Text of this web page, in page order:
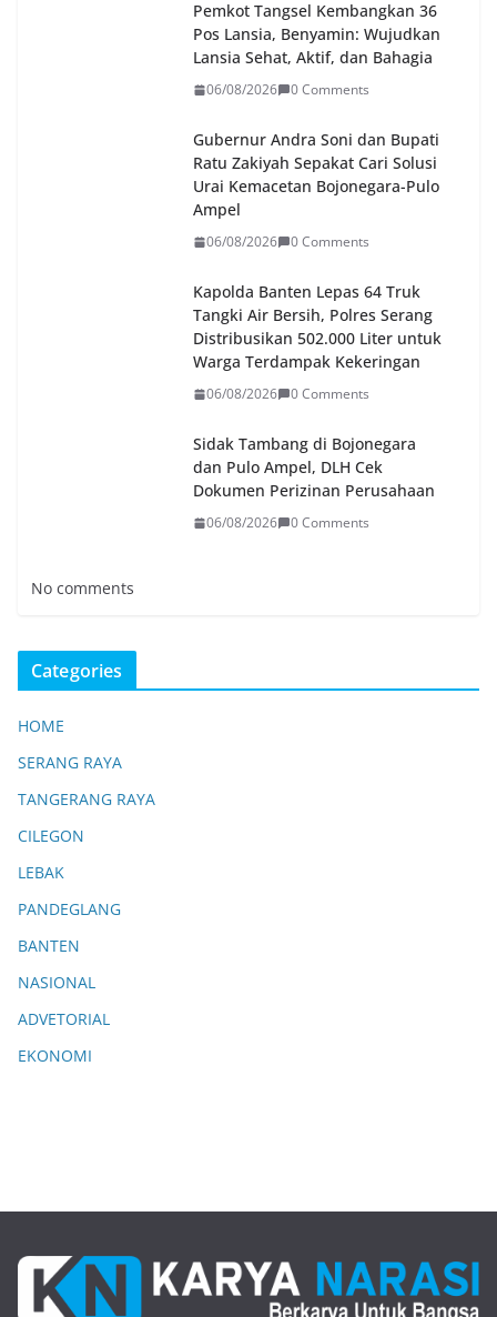
Pemkot Tangsel Kembangkan 36
Pos Lansia, Benyamin: Wujudkan
Lansia Sehat, Aktif, dan Bahagia
06/08/2026 0 Comments
Gubernur Andra Soni dan Bupati
Ratu Zakiyah Sepakat Cari Solusi
Urai Kemacetan Bojonegara-Pulo
Ampel
06/08/2026 0 Comments
Kapolda Banten Lepas 64 Truk
Tangki Air Bersih, Polres Serang
Distribusikan 502.000 Liter untuk
Warga Terdampak Kekeringan
06/08/2026 0 Comments
Sidak Tambang di Bojonegara
dan Pulo Ampel, DLH Cek
Dokumen Perizinan Perusahaan
06/08/2026 0 Comments
No comments
Categories
HOME
SERANG RAYA
TANGERANG RAYA
CILEGON
LEBAK
PANDEGLANG
BANTEN
NASIONAL
ADVETORIAL
EKONOMI